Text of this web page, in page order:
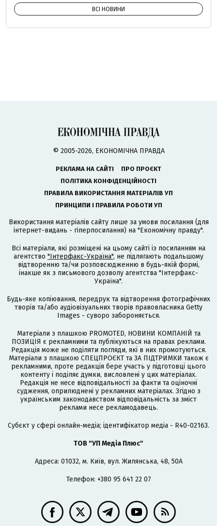
ВСІ НОВИНИ
© 2005-2026, ЕКОНОМІЧНА ПРАВДА
РЕКЛАМА НА САЙТІ
ПРО ПРОЄКТ
ПОЛІТИКА КОНФІДЕНЦІЙНОСТІ
ПРАВИЛА ВИКОРИСТАННЯ МАТЕРІАЛІВ УП
ПРИНЦИПИ І ПРАВИЛА РОБОТИ УП
Використання матеріалів сайту лише за умови посилання (для
інтернет-видань - гіперпосилання) на "Економічну правду".
Всі матеріали, які розміщені на цьому сайті із посиланням на
агентство "Інтерфакс-Україна", не підлягають подальшому
відтворенню та/чи розповсюдженню в будь-якій формі,
інакше як з письмового дозволу агентства "Інтерфакс-
Україна".
Будь-яке копіювання, передрук та відтворення фотографічних
творів та/або аудіовізуальних творів правовласника Getty
Images - суворо забороняється.
Матеріали з плашкою PROMOTED, НОВИНИ КОМПАНІЙ та
ПОЗИЦІЯ є рекламними та публікуються на правах реклами.
Редакція може не поділяти погляди, які в них промотуються.
Матеріали з плашкою СПЕЦПРОЄКТ та ЗА ПІДТРИМКИ також є
рекламними, проте редакція бере участь у підготовці цього
контенту і поділяє думки, висловлені у цих матеріалах.
Редакція не несе відповідальності за факти та оціночні
судження, оприлюднені у рекламних матеріалах. Згідно з
українським законодавством відповідальність за зміст
реклами несе рекламодавець.
Cубєкт у сфері онлайн-медіа; ідентифікатор медіа - R40-02163.
ТОВ "УП Медіа Плюс"
Адреса: 01032, м. Київ, вул. Жилянська, 48, 50А
Телефон: +380 95 641 22 07